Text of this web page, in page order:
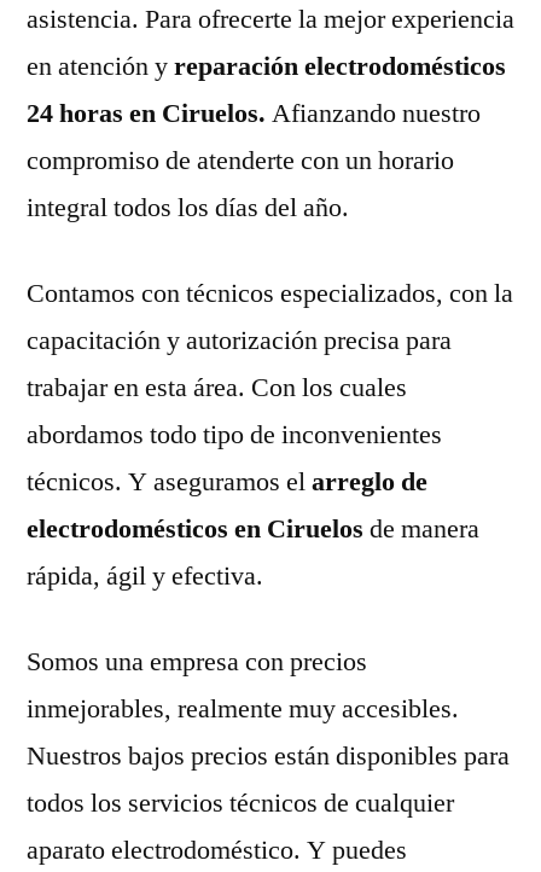
asistencia. Para ofrecerte la mejor experiencia
en atención yreparación electrodomésticos
24 horas en Ciruelos. Afianzando nuestro
compromiso de atenderte con un horario
integral todos los días del año.
Contamos con técnicos especializados, con la
capacitación y autorización precisa para
trabajar en esta área. Con los cuales
abordamos todo tipo de inconvenientes
técnicos. Y aseguramos elarreglo de
electrodomésticos en Ciruelos de manera
rápida, ágil y efectiva.
Somos una empresa con precios
inmejorables, realmente muy accesibles.
Nuestros bajos precios están disponibles para
todos los servicios técnicos de cualquier
aparato electrodoméstico. Y puedes